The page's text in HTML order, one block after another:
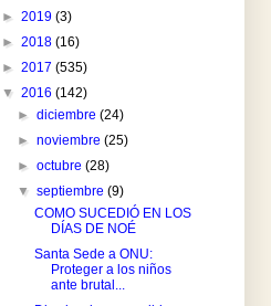
► 2019 (3)
► 2018 (16)
► 2017 (535)
▼ 2016 (142)
►diciembre(24)
►noviembre(25)
►octubre(28)
▼septiembre(9)
COMO SUCEDIÓ EN LOS
DÍAS DE NOÉ
Santa Sede a ONU:
Proteger a los niños
ante brutal...